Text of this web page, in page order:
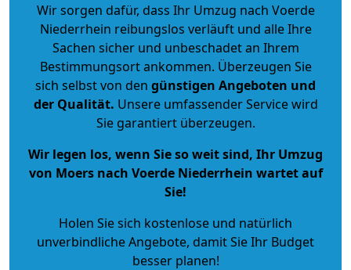
Wir sorgen dafür, dass Ihr Umzug nach Voerde
Niederrhein reibungslos verläuft und alle Ihre
Sachen sicher und unbeschadet an Ihrem
Bestimmungsort ankommen. Überzeugen Sie
sich selbst von den günstigen Angeboten und
der Qualität. Unsere umfassender Service wird
Sie garantiert überzeugen.
Wir legen los, wenn Sie so weit sind, Ihr Umzug
von Moers nach Voerde Niederrhein wartet auf
Sie!
Holen Sie sich kostenlose und natürlich
unverbindliche Angebote, damit Sie Ihr Budget
besser planen!